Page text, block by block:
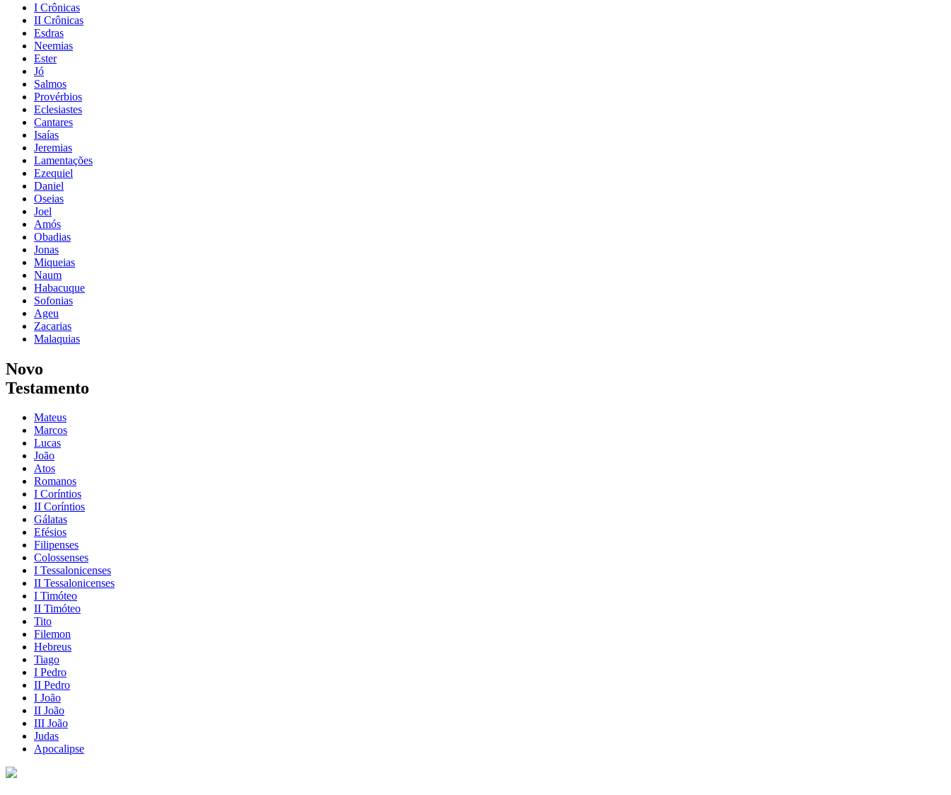
I Crônicas
II Crônicas
Esdras
Neemias
Ester
Jó
Salmos
Provérbios
Eclesiastes
Cantares
Isaías
Jeremias
Lamentações
Ezequiel
Daniel
Oseias
Joel
Amós
Obadias
Jonas
Miqueias
Naum
Habacuque
Sofonias
Ageu
Zacarias
Malaquias
Novo
Testamento
Mateus
Marcos
Lucas
João
Atos
Romanos
I Coríntios
II Coríntios
Gálatas
Efésios
Filipenses
Colossenses
I Tessalonicenses
II Tessalonicenses
I Timóteo
II Timóteo
Tito
Filemon
Hebreus
Tiago
I Pedro
II Pedro
I João
II João
III João
Judas
Apocalipse